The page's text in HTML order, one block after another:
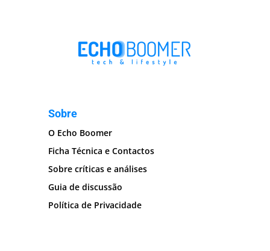
Sobre
O Echo Boomer
Ficha Técnica e Contactos
Sobre críticas e análises
Guia de discussão
Política de Privacidade